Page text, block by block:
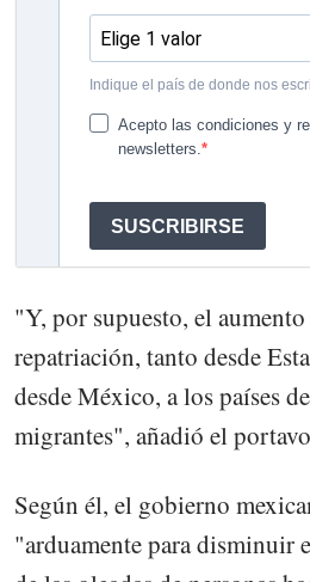
"Y, por supuesto, el
repatriación, tanto desde
desde México, a los países
migrantes", añadió el
Según él, el gobierno
"arduamente para disminuir